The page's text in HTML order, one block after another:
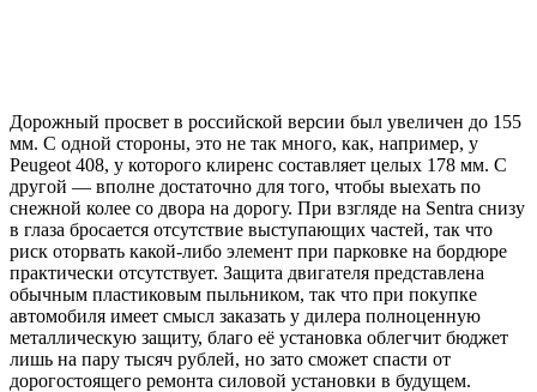
Дорожный просвет в российской версии был увеличен до 155
мм. С одной стороны, это не так много, как, например, у
Peugeot 408, у которого клиренс составляет целых 178 мм. С
другой — вполне достаточно для того, чтобы выехать по
снежной колее со двора на дорогу. При взгляде на Sentra снизу
в глаза бросается отсутствие выступающих частей, так что
риск оторвать какой-либо элемент при парковке на бордюре
практически отсутствует. Защита двигателя представлена
обычным пластиковым пыльником, так что при покупке
автомобиля имеет смысл заказать у дилера полноценную
металлическую защиту, благо её установка облегчит бюджет
лишь на пару тысяч рублей, но зато сможет спасти от
дорогостоящего ремонта силовой установки в будущем.